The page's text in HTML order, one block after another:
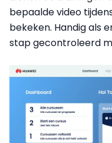
bepaalde video
bekeken. Handig als
stap gecontroleerd